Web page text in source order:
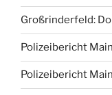
Großrinderfeld:
Polizeibericht
Polizeibericht